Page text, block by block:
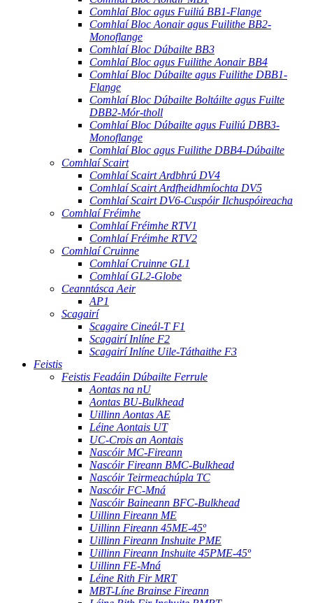
Comhlaí Bloc agus Fuiliú BB1-Flange
Comhlaí Bloc Aonair agus Fuilithe BB2-
Monoflange
Comhlaí Bloc Dúbailte BB3
Comhlaí Bloc agus Fuilithe Aonair BB4
Comhlaí Bloc Dúbailte agus Fuilithe DBB1-
Flange
Comhlaí Bloc Dúbailte Boltáilte agus Fuilte
DBB2-Mór-tholl
Comhlaí Bloc Dúbailte agus Fuiliú DBB3-
Monoflange
Comhlaí Bloc agus Fuilithe DBB4-Dúbailte
Comhlaí Scairt
Comhlaí Scairt Ardbhrú DV4
Comhlaí Scairt Ardfheidhmíochta DV5
Comhlaí Scairt DV6-Cuspóir Ilchuspóireacha
Comhlaí Fréimhe
Comhlaí Fréimhe RTV1
Comhlaí Fréimhe RTV2
Comhlaí Cruinne
Comhlaí Cruinne GL1
Comhlaí GL2-Globe
Ceanntásca Aeir
AP1
Scagairí
Scagaire Cineál-T F1
Scagairí Inlíne F2
Scagairí Inlíne Uile-Táthaithe F3
Feistis
Feistis Feadáin Dúbailte Ferrule
Aontas na nU
Aontas BU-Bulkhead
Uillinn Aontas AE
Léine Aontais UT
UC-Crois an Aontais
Nascóir MC-Fireann
Nascóir Fireann BMC-Bulkhead
Nascóir Teirmeachúpla TC
Nascóir FC-Mná
Nascóir Baineann BFC-Bulkhead
Uillinn Fireann ME
Uillinn Fireann 45ME-45º
Uillinn Fireann Inshuite PME
Uillinn Fireann Inshuite 45PME-45º
Uillinn FE-Mná
Léine Rith Fir MRT
MBT-Líne Brainse Fireann